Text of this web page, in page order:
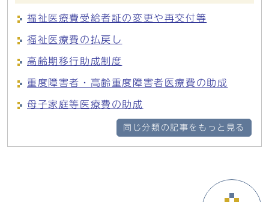
福祉医療費受給者証の変更や再交付等
福祉医療費の払戻し
高齢期移行助成制度
重度障害者・高齢重度障害者医療費の助成
母子家庭等医療費の助成
同じ分類の記事をもっと見る